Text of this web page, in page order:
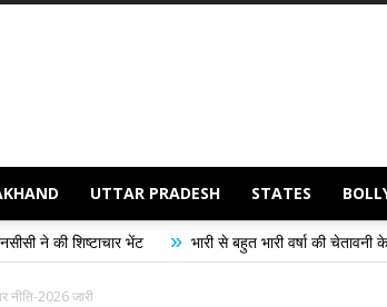
UTTAR PRADESH STATES
» भारी से बहुत भारी वर्षा की चेतावनी के बीच जिला प्रशासन
नीति-2026 जारी